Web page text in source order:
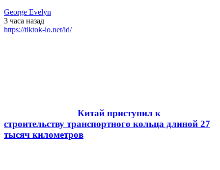
George Evelyn
3 часа назад
https://tiktok-io.net/id/
Китай приступил к
строительству транспортного кольца длиной 27
тысяч километров